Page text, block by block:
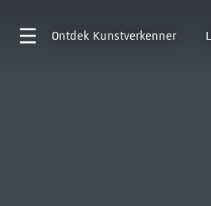
Ontdek Kunstverkenner